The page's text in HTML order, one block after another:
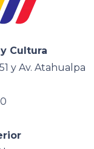
Cultura
y Av. Atahualpa